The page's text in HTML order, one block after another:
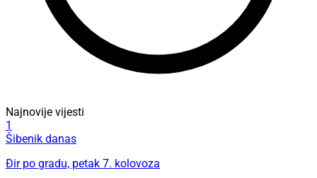
Najnovije vijesti
1
Šibenik danas
Đir po gradu, petak 7. kolovoza